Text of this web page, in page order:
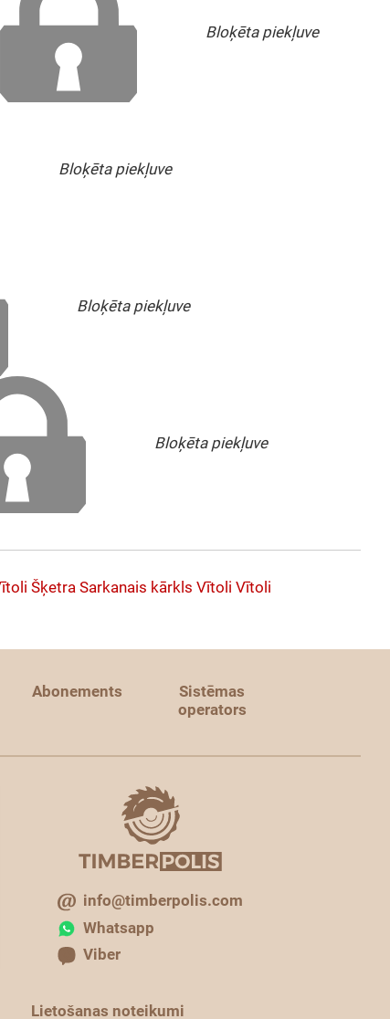
Bloķēta piekļuve
Bloķēta piekļuve
Bloķēta piekļuve
Bloķēta piekļuve
Šķetra Sarkanais kārkls Vītoli Vītoli
Abonements
Sistēmas
operators
info@timberpolis.com
Whatsapp
Viber
Lietošanas noteikumi